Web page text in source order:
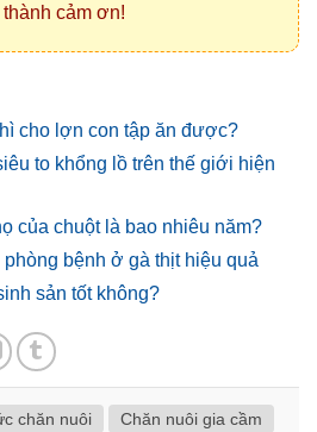
thành cảm ơn!
cho lợn con tập ăn được?
to khổng lồ trên thế giới hiện
của chuột là bao nhiêu năm?
bệnh ở gà thịt hiệu quả
sản tốt không?
chăn nuôi Chăn nuôi gia cầm